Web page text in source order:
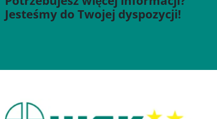
Jesteśmy do Twojej dyspozycji!